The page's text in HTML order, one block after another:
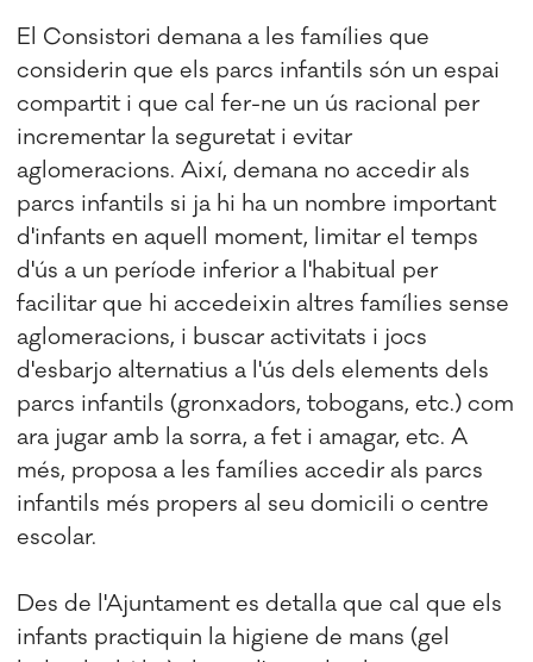
El Consistori demana a les famílies que
considerin que els parcs infantils són un espai
compartit i que cal fer-ne un ús racional per
incrementar la seguretat i evitar
aglomeracions. Així, demana no accedir als
parcs infantils si ja hi ha un nombre important
d'infants en aquell moment, limitar el temps
d'ús a un període inferior a l'habitual per
facilitar que hi accedeixin altres famílies sense
aglomeracions, i buscar activitats i jocs
d'esbarjo alternatius a l'ús dels elements dels
parcs infantils (gronxadors, tobogans, etc.) com
ara jugar amb la sorra, a fet i amagar, etc. A
més, proposa a les famílies accedir als parcs
infantils més propers al seu domicili o centre
escolar.
Des de l'Ajuntament es detalla que cal que els
infants practiquin la higiene de mans (gel